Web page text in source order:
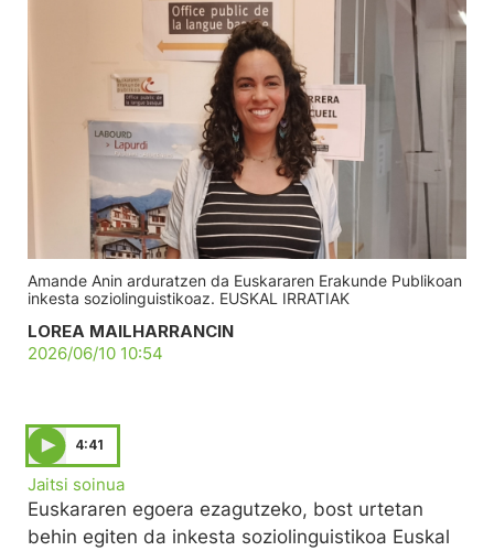
Amande Anin arduratzen da Euskararen Erakunde Publikoan
inkesta soziolinguistikoaz. EUSKAL IRRATIAK
LOREA MAILHARRANCIN
2026/06/10 10:54
4:41
Jaitsi soinua
Euskararen egoera ezagutzeko, bost urtetan
behin egiten da inkesta soziolinguistikoa Euskal